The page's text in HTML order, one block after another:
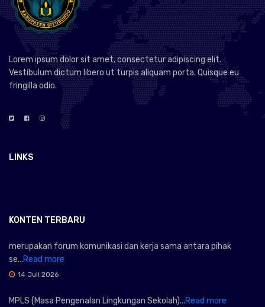
Lorem ipsum dolor sit amet, consectetur adipiscing elit.
Vestibulum dictum libero ut turpis aliquam porta. Quisque eu
fringilla odio.
LINKS
KONTEN TERBARU
merupakan forum komunikasi dan kerja sama antara pihak
se...Read more
14 Juli 2026
MPLS (Masa Pengenalan Lingkungan Sekolah)...Read more